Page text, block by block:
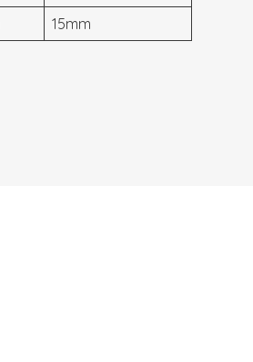
15mm